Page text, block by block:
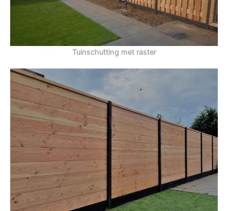
Tuinschutting met raster